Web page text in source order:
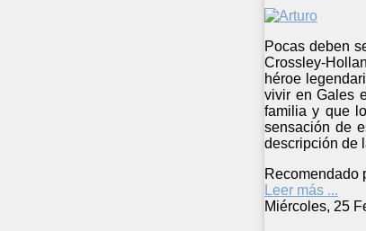
Pocas deben
Crossley-
héroe
vivir en Gales
familia y que
sensación de
descripción de
Recomendado
Leer más ...
Miércoles, 25